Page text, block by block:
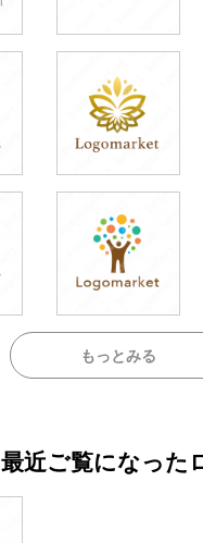
もっとみる
最近ご覧になった